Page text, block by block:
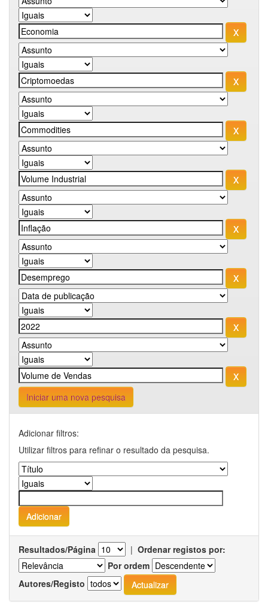
Iniciar uma nova pesquisa
Adicionar filtros:
Utilizar filtros para refinar o resultado da pesquisa.
Resultados/Página | Ordenar registos por:
Por ordem
Autores/Registo